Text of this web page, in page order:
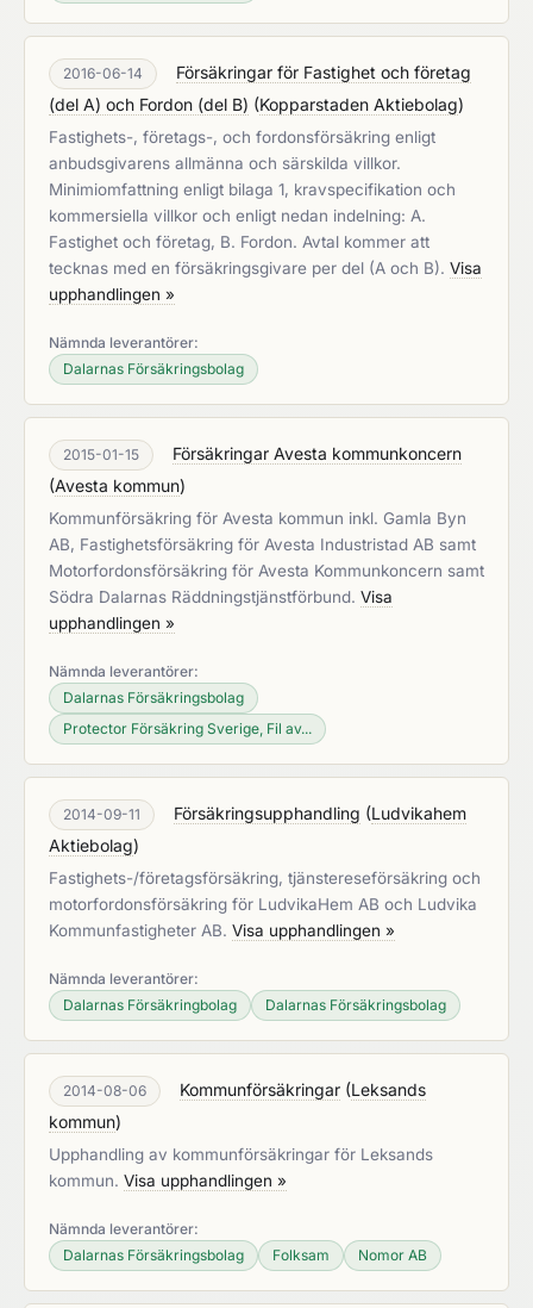
2016-06-14
Försäkringar för Fastighet och företag
(del A) och Fordon (del B) (Kopparstaden Aktiebolag)
Fastighets-, företags-, och fordonsförsäkring enligt
anbudsgivarens allmänna och särskilda villkor.
Minimiomfattning enligt bilaga 1, kravspecifikation och
kommersiella villkor och enligt nedan indelning: A.
Fastighet och företag, B. Fordon. Avtal kommer att
tecknas med en försäkringsgivare per del (A och B). Visa
upphandlingen »
Nämnda leverantörer:
Dalarnas Försäkringsbolag
2015-01-15
Försäkringar Avesta kommunkoncern
(Avesta kommun)
Kommunförsäkring för Avesta kommun inkl. Gamla Byn
AB, Fastighetsförsäkring för Avesta Industristad AB samt
Motorfordonsförsäkring för Avesta Kommunkoncern samt
Södra Dalarnas Räddningstjänstförbund. Visa
upphandlingen »
Nämnda leverantörer:
Dalarnas Försäkringsbolag
Protector Försäkring Sverige, Fil av...
2014-09-11 Försäkringsupphandling (Ludvikahem
Aktiebolag)
Fastighets-/företagsförsäkring, tjänstereseförsäkring och
motorfordonsförsäkring för LudvikaHem AB och Ludvika
Kommunfastigheter AB. Visa upphandlingen »
Nämnda leverantörer:
Dalarnas Försäkringbolag
Dalarnas Försäkringsbolag
2014-08-06 Kommunförsäkringar (Leksands
kommun)
Upphandling av kommunförsäkringar för Leksands
kommun. Visa upphandlingen »
Nämnda leverantörer:
Dalarnas Försäkringsbolag
Folksam Nomor AB